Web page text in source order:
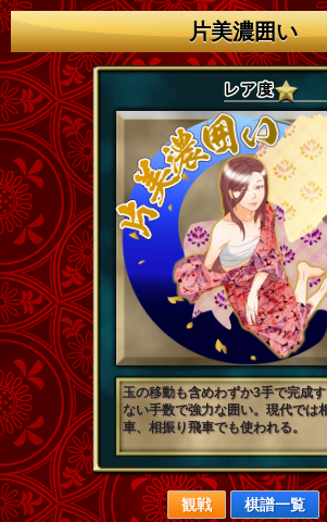
片美濃囲い
玉の移動も含めわずか3手で完成
ない手数で強力な囲い。現代では
車、相振り飛車でも使われる。
観戦 棋譜一覧